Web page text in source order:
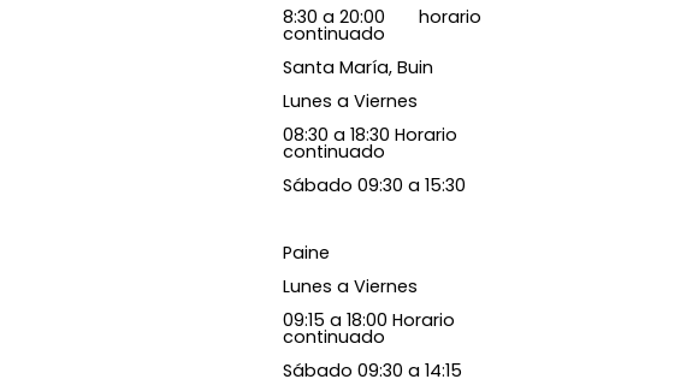
8:30 a 20:00 horario
continuado
Santa María, Buin
Lunes a Viernes
08:30 a 18:30 Horario
continuado
Sábado 09:30 a 15:30
Paine
Lunes a Viernes
09:15 a 18:00 Horario
continuado
Sábado 09:30 a 14:15